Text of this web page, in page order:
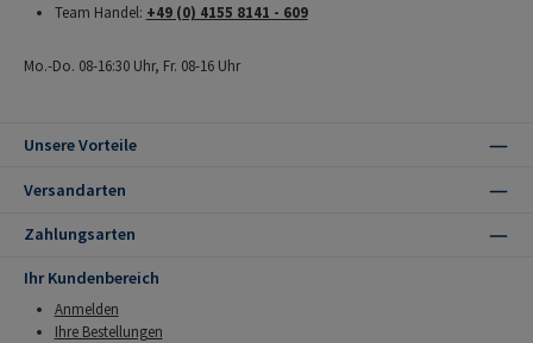
Team Handel: +49 (0) 4155 8141 - 609
Mo.-Do. 08-16:30 Uhr, Fr. 08-16 Uhr
Unsere Vorteile
Versandarten
Zahlungsarten
Ihr Kundenbereich
Anmelden
Ihre Bestellungen